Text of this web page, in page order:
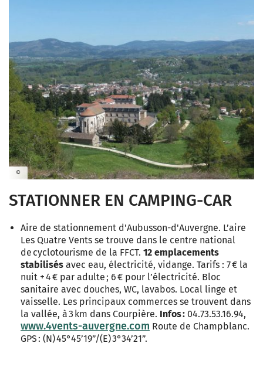
©
STATIONNER EN CAMPING-CAR
Aire de stationnement d'Aubusson-d'Auvergne. L’aire
Les Quatre Vents se trouve dans le centre national
de cyclotourisme de la FFCT. 12 emplacements
stabilisés avec eau, électricité, vidange. Tarifs : 7 € la
nuit + 4 € par adulte ; 6 € pour l’électricité. Bloc
sanitaire avec douches, WC, lavabos. Local linge et
vaisselle. Les principaux commerces se trouvent dans
la vallée, à 3 km dans Courpière. Infos : 04.73.53.16.94,
www.4vents-auvergne.com Route de Champblanc.
GPS : (N) 45°45’19”/(E) 3°34’21”.